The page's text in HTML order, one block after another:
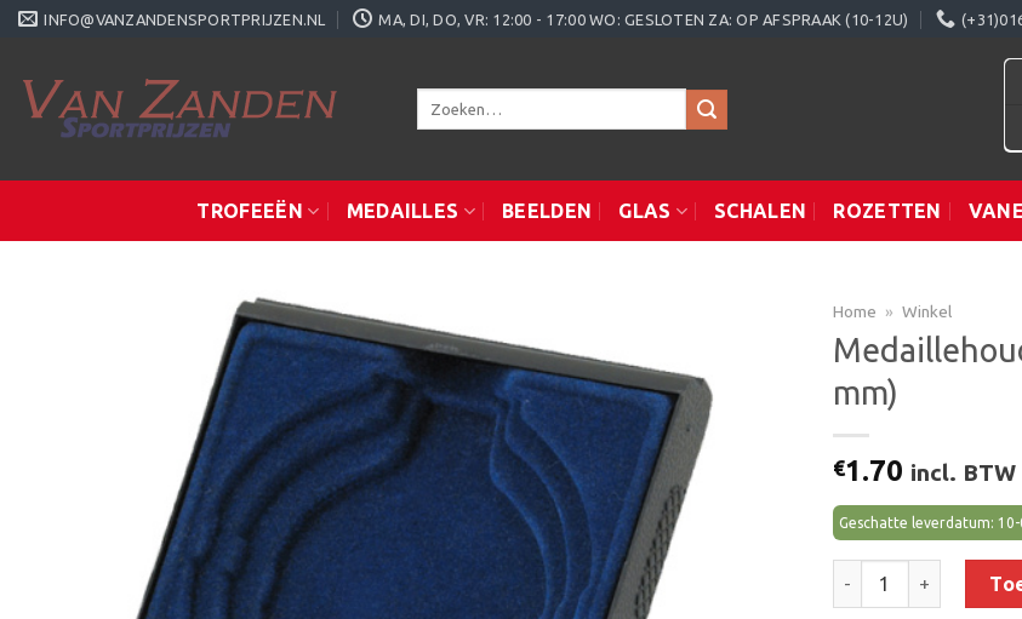
Ga
INFO@VANZANDENSPORTPRIJZEN.NL MA, DI, DO, VR: 12:00 - 17:00 WO: GESLOTEN ZA: OP AFSPRAAK (10-12U)
Zoeken
TROFEEËN MEDAILLES BEELDEN GLAS SCHALEN ROZETTEN
Toevoegen
verlanglijst
Home » Winkel
mm)
€1.70 incl. BTW
Geschatte leverdatum: 10-
Medaillehouder